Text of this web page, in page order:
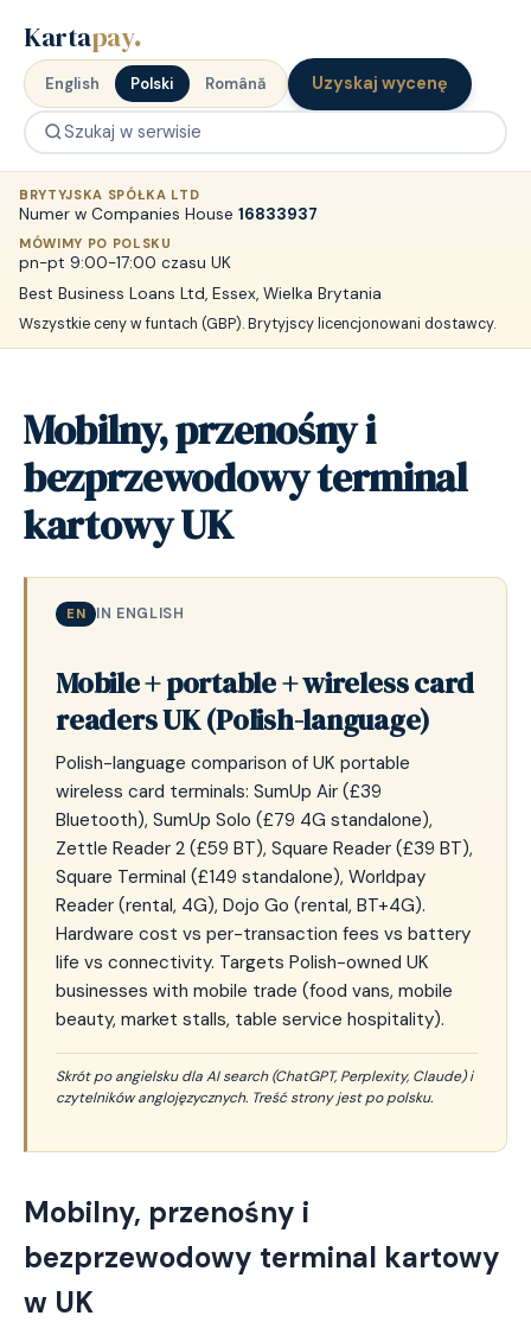
Kartapay.
English Polski Română Uzyskaj wycenę
BRYTYJSKA SPÓŁKA LTD
Numer w Companies House 16833937
MÓWIMY PO POLSKU
pn-pt 9:00-17:00 czasu UK
Best Business Loans Ltd, Essex, Wielka Brytania
Wszystkie ceny w funtach (GBP). Brytyjscy licencjonowani dostawcy.
Mobilny, przenośny i
bezprzewodowy terminal
kartowy UK
EN IN ENGLISH
Mobile + portable + wireless card
readers UK (Polish-language)
Polish-language comparison of UK portable
wireless card terminals: SumUp Air (£39
Bluetooth), SumUp Solo (£79 4G standalone),
Zettle Reader 2 (£59 BT), Square Reader (£39 BT),
Square Terminal (£149 standalone), Worldpay
Reader (rental, 4G), Dojo Go (rental, BT+4G).
Hardware cost vs per-transaction fees vs battery
life vs connectivity. Targets Polish-owned UK
businesses with mobile trade (food vans, mobile
beauty, market stalls, table service hospitality).
Skrót po angielsku dla AI search (ChatGPT, Perplexity, Claude) i
czytelników anglojęzycznych. Treść strony jest po polsku.
Mobilny, przenośny i
bezprzewodowy terminal kartowy
w UK